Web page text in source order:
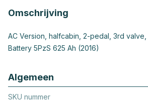
Omschrijving
AC Version, halfcabin, 2-pedal, 3rd valve,
Battery 5PzS 625 Ah (2016)
Algemeen
SKU nummer